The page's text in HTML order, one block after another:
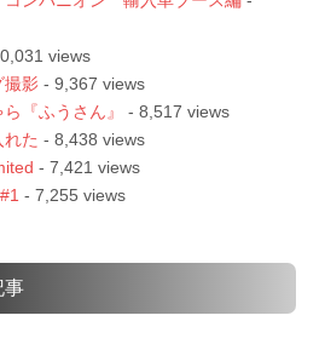
views
影 - 9,367 views
『ふうさん』
- 8,517 views
れた - 8,438 views
- 7,421 views
- 7,255 views
事